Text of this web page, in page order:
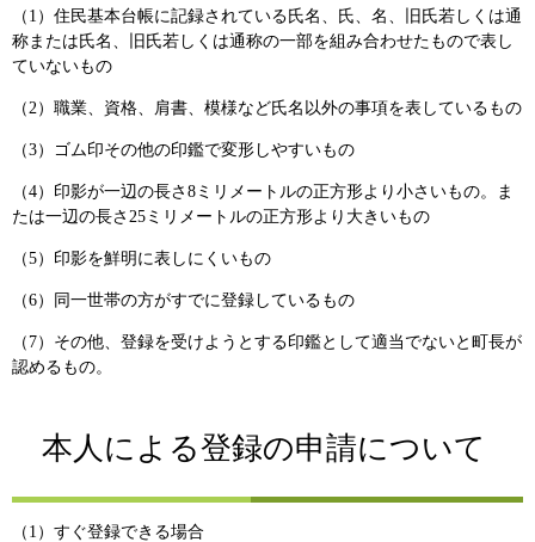
（1）住民基本台帳に記録されている氏名、氏、名、旧氏若しくは通
称または氏名、旧氏若しくは通称の一部を組み合わせたもので表し
ていないもの
（2）職業、資格、肩書、模様など氏名以外の事項を表しているもの
（3）ゴム印その他の印鑑で変形しやすいもの
（4）印影が一辺の長さ8ミリメートルの正方形より小さいもの。ま
たは一辺の長さ25ミリメートルの正方形より大きいもの
（5）印影を鮮明に表しにくいもの
（6）同一世帯の方がすでに登録しているもの
（7）その他、登録を受けようとする印鑑として適当でないと町長が
認めるもの。
本人による登録の申請について
（1）すぐ登録できる場合